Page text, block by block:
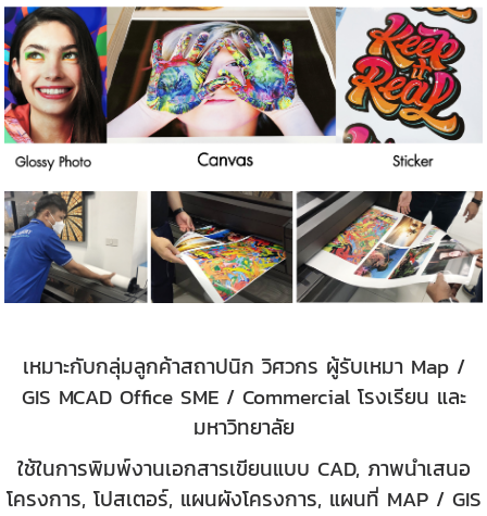
เหมาะกับกลุ่มลูกค้าสถาปนิก วิศวกร ผู้รับเหมา Map /
GIS MCAD Office SME / Commercial โรงเรียน และ
มหาวิทยาลัย
ใช้ในการพิมพ์งานเอกสารเขียนแบบ CAD, ภาพนำเสนอ
โครงการ, โปสเตอร์, แผนผังโครงการ, แผนที่ MAP / GIS